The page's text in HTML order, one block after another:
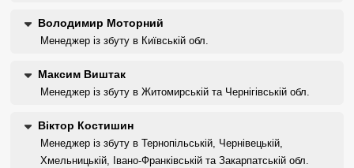
Володимир Моторний
Менеджер із збуту в Київській обл.
Максим Виштак
Менеджер із збуту в Житомирській та Чернігівській обл.
Віктор Костишин
Менеджер із збуту в Тернопільській, Чернівецькій,
Хмельницькій, Івано-Франківській та Закарпатській обл.